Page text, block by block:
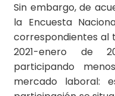
Sin embargo, de
la Encuesta
correspondientes al
2021-enero de
participando
mercado laboral: